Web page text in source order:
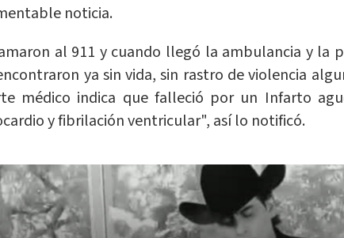
noticia.
al 911 y cuando llegó la ambulancia y la
ya sin vida, sin rastro de violencia
médico indica que falleció por un Infarto
y fibrilación ventricular", así lo notificó.